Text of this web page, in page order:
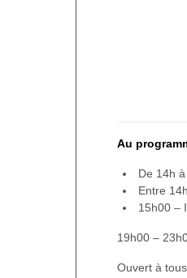
Au
De 14h
Entre
15h00 –
19h00 –
Ouvert à